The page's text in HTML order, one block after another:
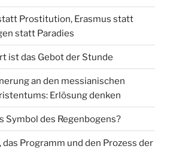
Prostitution, Erasmus statt
statt Paradies
ist das Gebot der Stunde
an den messianischen
Erlösung denken
Symbol des Regenbogens?
Programm und den Prozess der